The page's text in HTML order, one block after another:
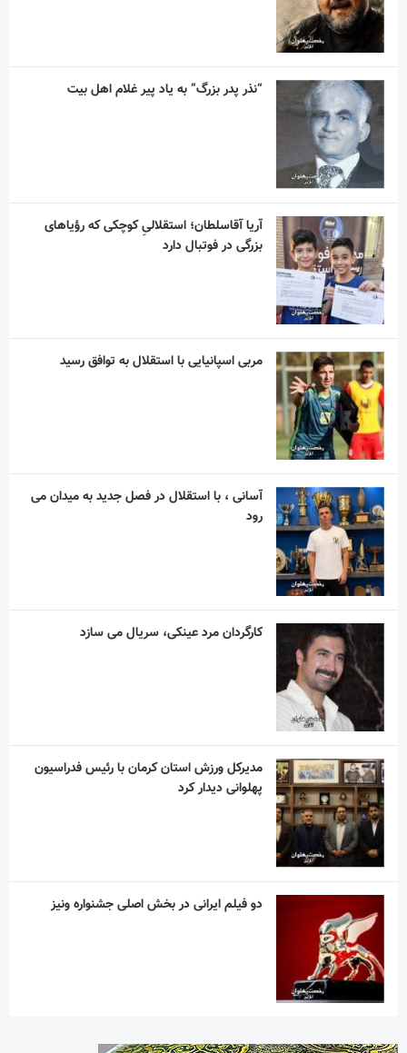
“نذر پدر بزرگ” به یاد پیر غلام اهل بیت
آریا آقاسلطان؛ استقلالیِ کوچکی که رؤیاهای
بزرگی در فوتبال دارد
مربی اسپانیایی با استقلال به توافق رسید
آسانی ، با استقلال در فصل جدید به میدان می
رود
کارگردان مرد عینکی، سریال می سازد
مدیرکل ورزش استان کرمان با رئیس فدراسیون
پهلوانی دیدار کرد
دو فیلم ایرانی در بخش اصلی جشنواره ونیز